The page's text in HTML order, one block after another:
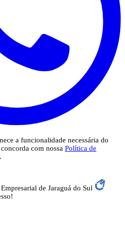
a funcionalidade necessária do
com nossa Política de
de Jaraguá do Sul